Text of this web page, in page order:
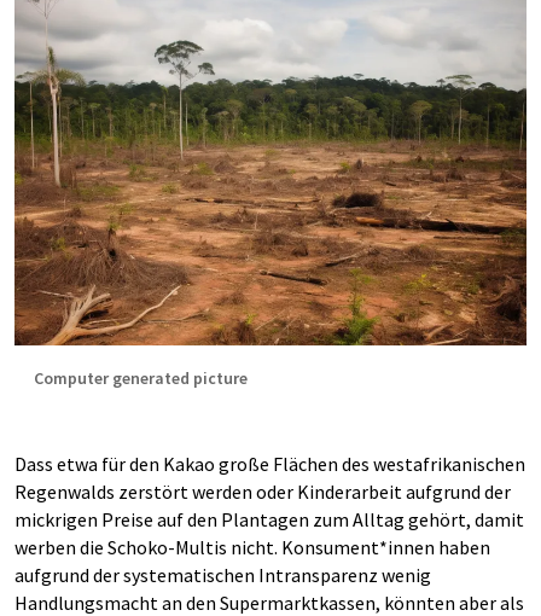
Computer generated picture
Dass etwa für den Kakao große Flächen des westafrikanischen
Regenwalds zerstört werden oder Kinderarbeit aufgrund der
mickrigen Preise auf den Plantagen zum Alltag gehört, damit
werben die Schoko-Multis nicht. Konsument*innen haben
aufgrund der systematischen Intransparenz wenig
Handlungsmacht an den Supermarktkassen, könnten aber als